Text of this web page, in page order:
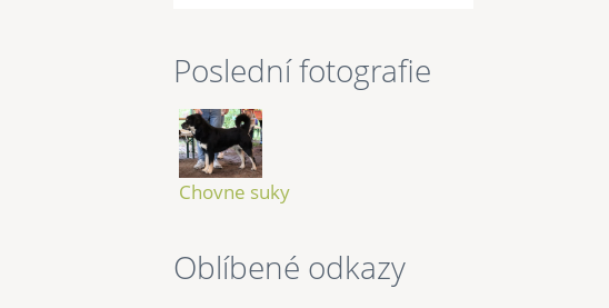
Poslední fotografie
Chovne suky
Oblíbené odkazy